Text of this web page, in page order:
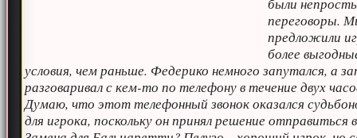
переговоры.
предложили
более
условия, чем раньше. Федерико немного запутался, а
разговаривал с кем-то по телефону в течение двух
Думаю, что этот телефонный звонок оказался
для игрока, поскольку он принял решение отправиться